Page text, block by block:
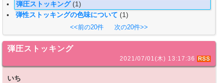
弾圧ストッキング (1)
弾性ストッキングの色味について (1)
<<前の20件
次の20件>>
弾圧ストッキング
2021/07/01(木) 13:17:36
いち